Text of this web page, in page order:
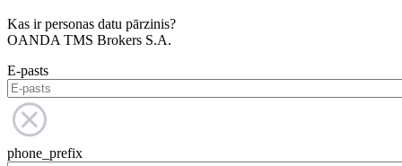
Kas ir personas datu pārzinis?
OANDA TMS Brokers S.A.
E-pasts
phone_prefix